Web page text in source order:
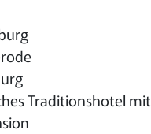
Traditionshotel mit